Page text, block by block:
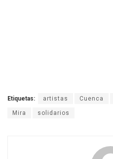
Etiquetas: artistas Cuenca
Mira solidarios